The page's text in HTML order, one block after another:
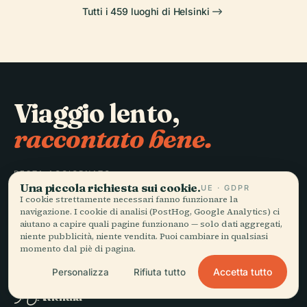
Tutti i 459 luoghi di Helsinki
Viaggio lento,
raccontato bene.
RESTA AGGIORNATO
Iscriviti
Audiala
Una piccola richiesta sui cookie.UE · GDPR
I cookie strettamente necessari fanno funzionare la
navigazione. I cookie di analisi (PostHog, Google Analytics) ci
aiutano a capire quali pagine funzionano — solo dati aggregati,
niente pubblicità, niente vendita. Puoi cambiare in qualsiasi
momento dal piè di pagina.
Personalizza Rifiuta tutto Accetta tutto